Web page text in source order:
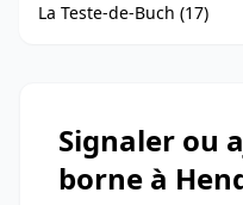
La Teste-de-Buch (17)
Signaler ou
borne à